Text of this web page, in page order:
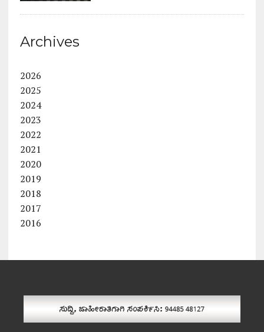
Archives
2026
2025
2024
2023
2022
2021
2020
2019
2018
2017
2016